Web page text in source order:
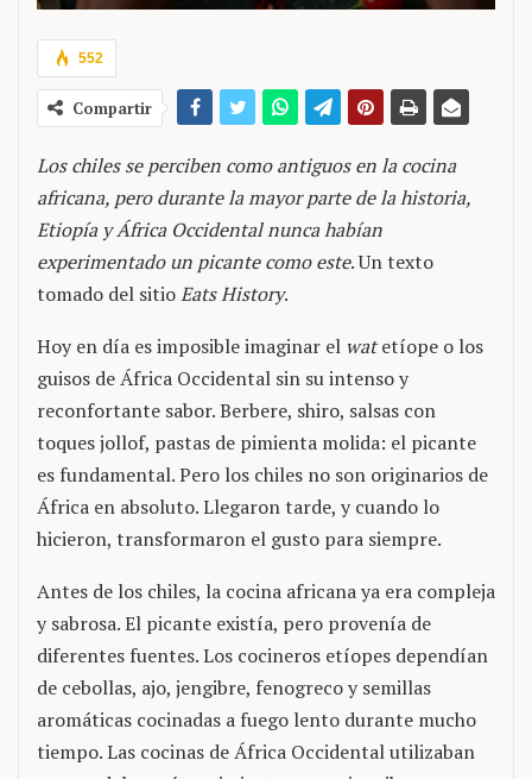
552
Compartir
Los chiles se perciben como antiguos en la cocina
africana, pero durante la mayor parte de la historia,
Etiopía y África Occidental nunca habían
experimentado un picante como este. Un texto
tomado del sitioEats History.
Hoy en día es imposible imaginar el watetíope o los
guisos de África Occidental sin su intenso y
reconfortante sabor. Berbere, shiro, salsas con
toques jollof, pastas de pimienta molida: el picante
es fundamental. Pero los chiles no son originarios de
África en absoluto. Llegaron tarde, y cuando lo
hicieron, transformaron el gusto para siempre.
Antes de los chiles, la cocina africana ya era compleja
y sabrosa. El picante existía, pero provenía de
diferentes fuentes. Los cocineros etíopes dependían
de cebollas, ajo, jengibre, fenogreco y semillas
aromáticas cocinadas a fuego lento durante mucho
tiempo. Las cocinas de África Occidental utilizaban